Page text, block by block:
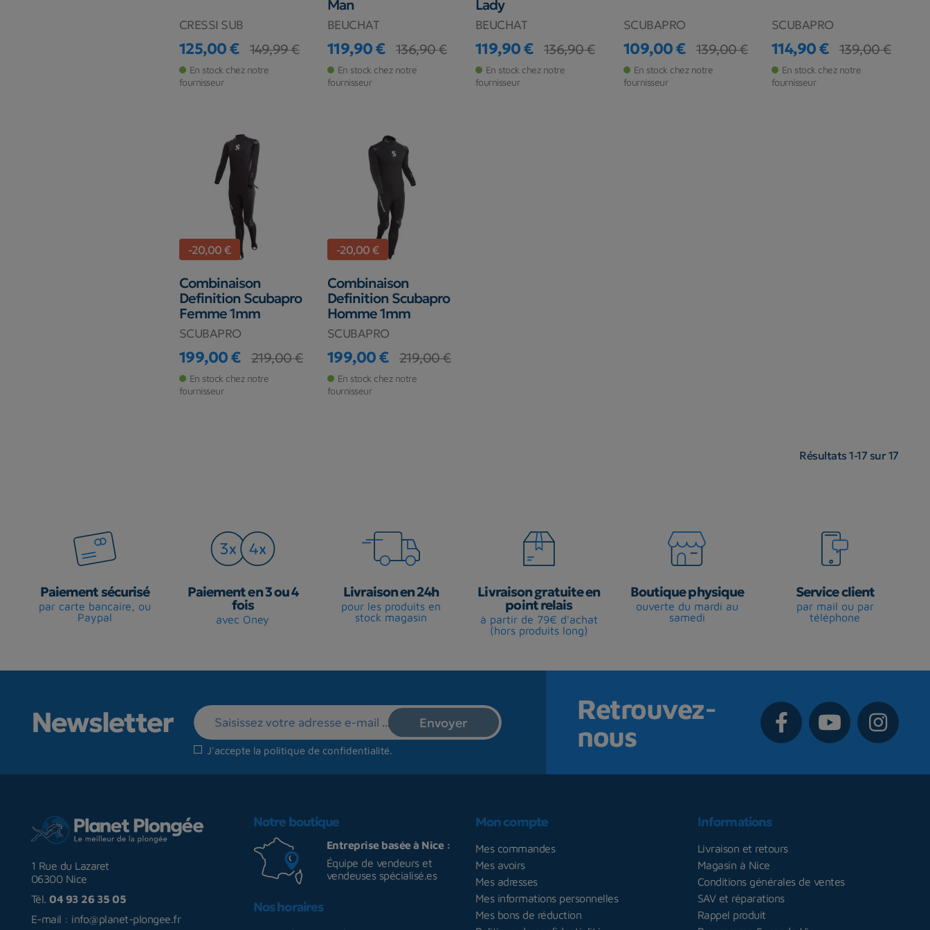
CRESSI SUB
Prix
125,00 €
Prix de base
149,99 €
En stock chez notre
fournisseur
Man
BEUCHAT
Prix
119,90 €
Prix de base
136,90 €
En stock chez notre
fournisseur
Lady
BEUCHAT
Prix
119,90 €
Prix de base
136,90 €
En stock chez notre
fournisseur
SCUBAPRO
Prix
109,00 €
Prix de base
139,00 €
En stock chez notre
fournisseur
SCUBAPRO
Prix
114,90 €
Prix de base
139,00 €
En stock chez notre
fournisseur
-20,00 €
Combinaison
Definition Scubapro
Femme 1mm
SCUBAPRO
Prix
199,00 €
Prix de base
219,00 €
En stock chez notre
fournisseur
-20,00 €
Combinaison
Definition Scubapro
Homme 1mm
SCUBAPRO
Prix
199,00 €
Prix de base
219,00 €
En stock chez notre
fournisseur
Résultats 1-17 sur 17
Paiement sécurisé
par carte bancaire, ou
Paypal
Paiement en 3 ou 4
fois
avec Oney
Livraison en 24h
pour les produits en
stock magasin
Livraison gratuite en
point relais
à partir de 79€ d'achat
(hors produits long)
Boutique physique
ouverte du mardi au
samedi
Service client
par mail ou par
téléphone
Newsletter
J'accepte la politique de confidentialité.
Retrouvez-
nous
1 Rue du Lazaret
06300 Nice
Tél. 04 93 26 35 05
E-mail : info@planet-plongee.fr
Notre boutique
Entreprise basée à Nice :
Équipe de vendeurs et
vendeuses spécialisé.es
Nos horaires
Mon compte
Mes commandes
Mes avoirs
Mes adresses
Mes informations personnelles
Mes bons de réduction
Informations
Livraison et retours
Magasin à Nice
Conditions générales de ventes
SAV et réparations
Rappel produit